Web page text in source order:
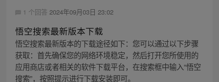
1 个回答 2024年09月03日 23:02
悟空搜索最新版本下载
悟空搜索最新版本的下载途径如下：您可以通过以下步骤
获取：首先确保您的网络环境稳定，然后打开您所使用的
应用商店或者相关的软件下载平台，在搜索框中输入“悟空
搜索”，按照提示进行下载安装即可。